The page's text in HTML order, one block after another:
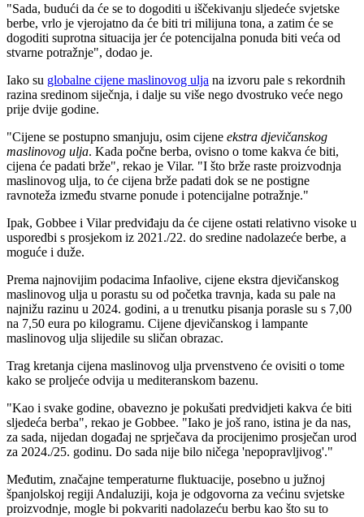
"Sada, budući da će se to dogoditi u iščekivanju sljedeće svjetske
berbe, vrlo je vjerojatno da će biti tri milijuna tona, a zatim će se
dogoditi suprotna situacija jer će potencijalna ponuda biti veća od
stvarne potražnje", dodao je.
Iako su globalne cijene maslinovog ulja na izvoru pale s rekordnih
razina sredinom siječnja, i dalje su više nego dvostruko veće nego
prije dvije godine.
"Cijene se postupno smanjuju, osim cijene ekstra djevičanskog
maslinovog ulja. Kada počne berba, ovisno o tome kakva će biti,
cijena će padati brže", rekao je Vilar. "I što brže raste proizvodnja
maslinovog ulja, to će cijena brže padati dok se ne postigne
ravnoteža između stvarne ponude i potencijalne potražnje."
Ipak, Gobbee i Vilar predviđaju da će cijene ostati relativno visoke u
usporedbi s prosjekom iz 2021./22. do sredine nadolazeće berbe, a
moguće i duže.
Prema najnovijim podacima Infaolive, cijene ekstra djevičanskog
maslinovog ulja u porastu su od početka travnja, kada su pale na
najnižu razinu u 2024. godini, a u trenutku pisanja porasle su s 7,00
na 7,50 eura po kilogramu. Cijene djevičanskog i lampante
maslinovog ulja slijedile su sličan obrazac.
Trag kretanja cijena maslinovog ulja prvenstveno će ovisiti o tome
kako se proljeće odvija u mediteranskom bazenu.
"Kao i svake godine, obavezno je pokušati predvidjeti kakva će biti
sljedeća berba", rekao je Gobbee. "Iako je još rano, istina je da nas,
za sada, nijedan događaj ne sprječava da procijenimo prosječan urod
za 2024./25. godinu. Do sada nije bilo ničega 'nepopravljivog'."
Međutim, značajne temperaturne fluktuacije, posebno u južnoj
španjolskoj regiji Andaluziji, koja je odgovorna za većinu svjetske
proizvodnje, mogle bi pokvariti nadolazeću berbu kao što su to